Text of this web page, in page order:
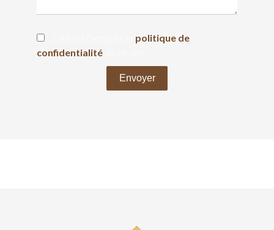
politique de
confidentialité
Envoyer